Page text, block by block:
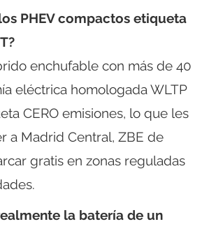
PHEV compactos etiqueta
enchufable con más de 40
eléctrica homologada WLTP
CERO emisiones, lo que les
a Madrid Central, ZBE de
gratis en zonas reguladas
la batería de un